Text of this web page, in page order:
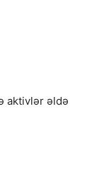
aktivlər əldə